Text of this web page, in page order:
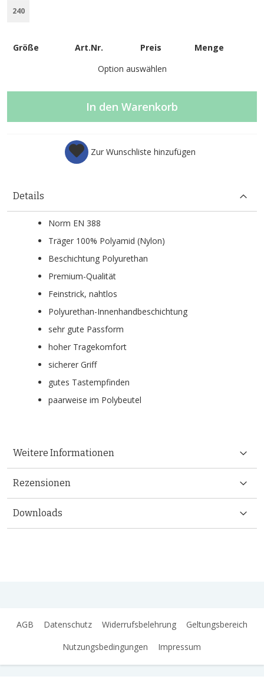
240
Größe Art.Nr. Preis
Menge
Option auswählen
In den Warenkorb
Zur Wunschliste hinzufügen
Details
Norm EN 388
Träger 100% Polyamid (Nylon)
Beschichtung Polyurethan
Premium-Qualität
Feinstrick, nahtlos
Polyurethan-Innenhandbeschichtung
sehr gute Passform
hoher Tragekomfort
sicherer Griff
gutes Tastempfinden
paarweise im Polybeutel
Weitere Informationen
Rezensionen
Downloads
AGB Datenschutz Widerrufsbelehrung
Geltungsbereich
Nutzungsbedingungen
Impressum